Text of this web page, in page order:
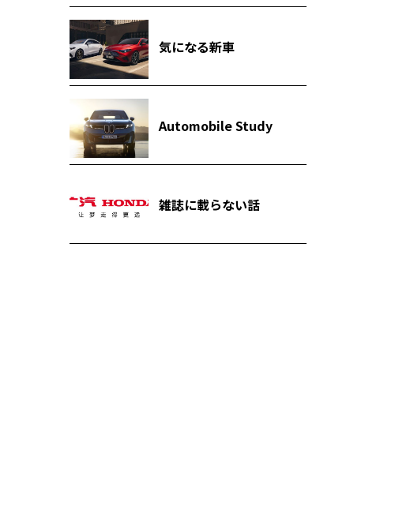
気になる新車
Automobile Study
雑誌に載らない話